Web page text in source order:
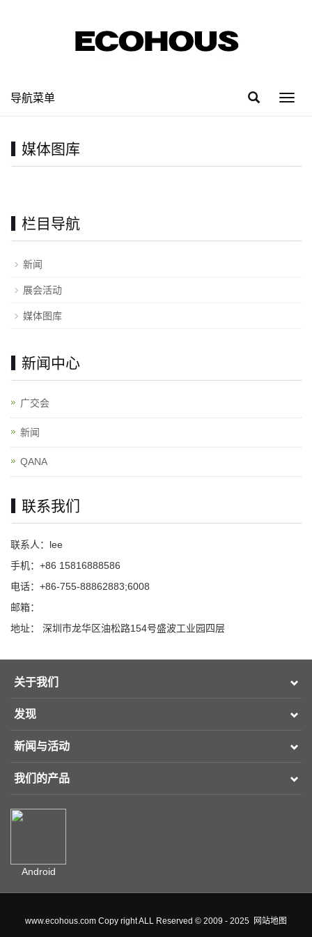
导航菜单
媒体图库
栏目导航
新闻
展会活动
媒体图库
新闻中心
广交会
新闻
QANA
联系我们
联系人：lee
手机：+86 15816888586
电话：+86-755-88862883;6008
邮箱：
地址： 深圳市龙华区油松路154号盛波工业园四层
关于我们
发现
新闻与活动
我们的产品
Android
www.ecohous.com Copy right ALL Reserved © 2009 - 2025 网站地图